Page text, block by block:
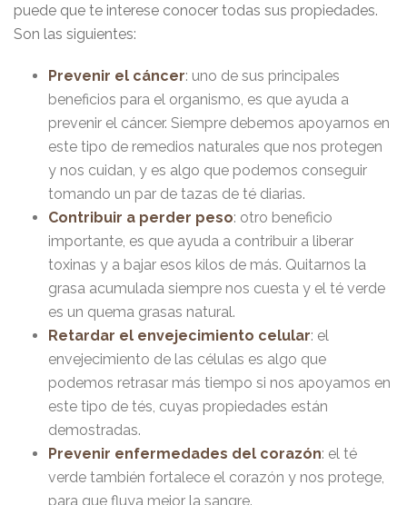
puede que te interese conocer todas sus propiedades.
Son las siguientes:
Prevenir el cáncer: uno de sus principales
beneficios para el organismo, es que ayuda a
prevenir el cáncer. Siempre debemos apoyarnos en
este tipo de remedios naturales que nos protegen
y nos cuidan, y es algo que podemos conseguir
tomando un par de tazas de té diarias.
Contribuir a perder peso: otro beneficio
importante, es que ayuda a contribuir a liberar
toxinas y a bajar esos kilos de más. Quitarnos la
grasa acumulada siempre nos cuesta y el té verde
es un quema grasas natural.
Retardar el envejecimiento celular: el
envejecimiento de las células es algo que
podemos retrasar más tiempo si nos apoyamos en
este tipo de tés, cuyas propiedades están
demostradas.
Prevenir enfermedades del corazón: el té
verde también fortalece el corazón y nos protege,
para que fluya mejor la sangre.